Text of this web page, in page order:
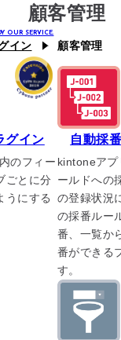
39
プラグイン
イン
顧客管理
イン 顧客管理
グイン
のフィー
ごとに分
うにする
自動採
kintoneアプ
ールドへの
の登録状況
の採番ルー
番、一覧か
番ができる
す。